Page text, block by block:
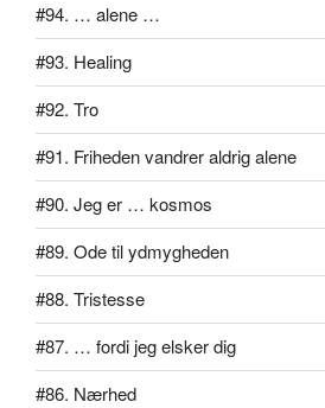
#94. … alene …
#93. Healing
#92. Tro
#91. Friheden vandrer aldrig alene
#90. Jeg er … kosmos
#89. Ode til ydmygheden
#88. Tristesse
#87. … fordi jeg elsker dig
#86. Nærhed